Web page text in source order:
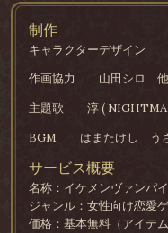
制作
キャラクターデザイン
作画協力
山田シロ 他
主題歌
淳 (
BGM
はまたけし う
サービス概要
名称：イケメンヴァンパ
ジャンル：女性向け恋愛
価格：基本無料（アイテム